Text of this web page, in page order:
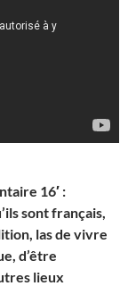
16′ :
sont français,
las de vivre
d’être
lieux